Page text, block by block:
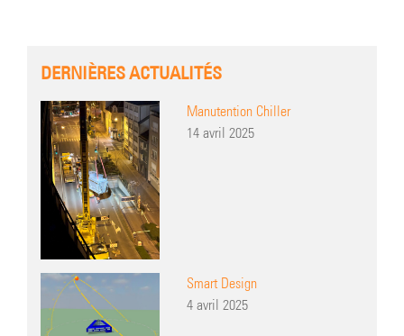
DERNIÈRES ACTUALITÉS
Manutention Chiller
14 avril 2025
Smart Design
4 avril 2025